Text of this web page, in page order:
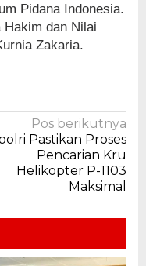
Pidana Indonesia.
Hakim dan Nilai
Zakaria.
Pos berikutnya
Pastikan Proses
Pencarian Kru
Helikopter P-1103
Maksimal